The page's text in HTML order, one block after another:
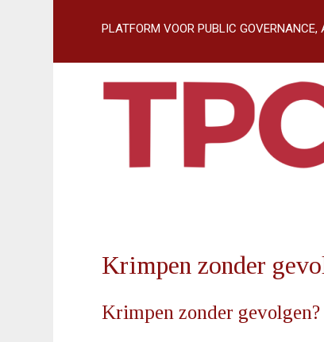
l
slogan:
PLATFORM VOOR PUBLIC GOVERNANCE,
Krimpen zonder
Krimpen zonder gevolgen?